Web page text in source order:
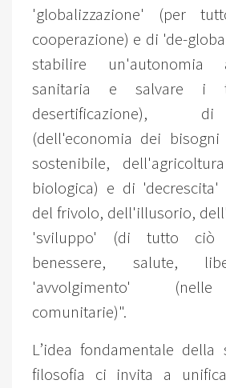
'globalizzazione' (per
cooperazione) e di 'de-
stabilire un'autonomia
sanitaria e salvare i
desertificazione),
(dell'economia dei bisogni
sostenibile,
biologica) e di 'decrescita'
del frivolo, dell'illusorio,
'sviluppo' (di tutto ciò
benessere, salute,
'avvolgimento'
comunitarie)".
L’idea fondamentale della
filosofia ci invita a